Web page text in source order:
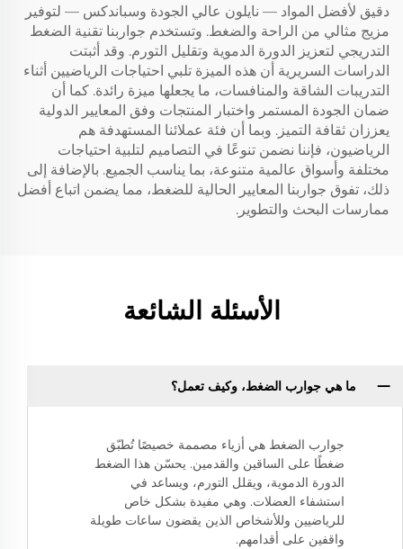
دقيق لأفضل المواد — نايلون عالي الجودة وسباندكس — لتوفير
مزيج مثالي من الراحة والضغط. وتستخدم جواربنا تقنية الضغط
التدريجي لتعزيز الدورة الدموية وتقليل التورم. وقد أثبتت
الدراسات السريرية أن هذه الميزة تلبي احتياجات الرياضيين أثناء
التدريبات الشاقة والمنافسات، ما يجعلها ميزة رائدة. كما أن
ضمان الجودة المستمر واختبار المنتجات وفق المعايير الدولية
يعززان ثقافة التميز. وبما أن فئة عملائنا المستهدفة هم
الرياضيون، فإننا نضمن تنوعًا في التصاميم لتلبية احتياجات
مختلفة وأسواق عالمية متنوعة، بما يناسب الجميع. بالإضافة إلى
ذلك، تفوق جواربنا المعايير الحالية للضغط، مما يضمن اتباع أفضل
ممارسات البحث والتطوير.
الأسئلة الشائعة
ما هي جوارب الضغط، وكيف تعمل؟
جوارب الضغط هي أزياء مصممة خصيصًا تُطبّق
ضغطًا على الساقين والقدمين. يحسّن هذا الضغط
الدورة الدموية، ويقلل التورم، ويساعد في
استشفاء العضلات. وهي مفيدة بشكل خاص
للرياضيين وللأشخاص الذين يقضون ساعات طويلة
واقفين على أقدامهم.